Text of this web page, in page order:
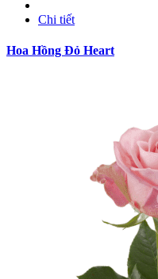
Chi tiết
Hoa Hồng Đỏ Heart